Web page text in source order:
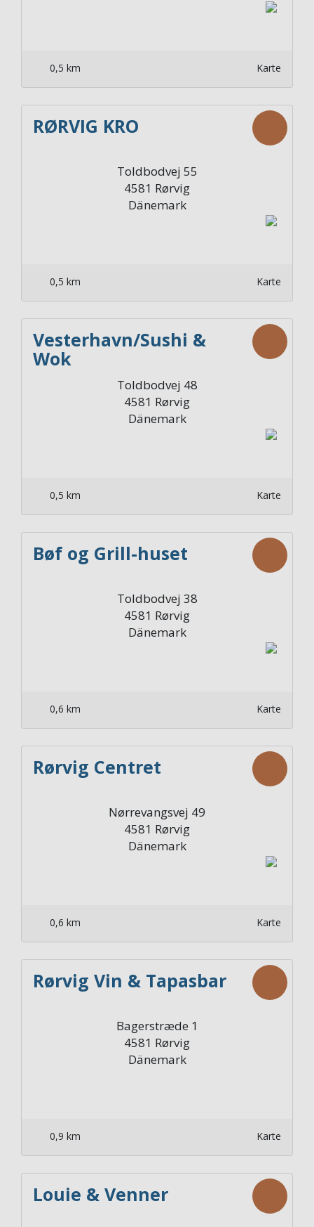
0,5 km Karte
RØRVIG KRO
Toldbodvej 55
4581 Rørvig
Dänemark
0,5 km Karte
Vesterhavn/Sushi &
Wok
Toldbodvej 48
4581 Rørvig
Dänemark
0,5 km Karte
Bøf og Grill-huset
Toldbodvej 38
4581 Rørvig
Dänemark
0,6 km Karte
Rørvig Centret
Nørrevangsvej 49
4581 Rørvig
Dänemark
0,6 km Karte
Rørvig Vin & Tapasbar
Bagerstræde 1
4581 Rørvig
Dänemark
0,9 km Karte
Louie & Venner